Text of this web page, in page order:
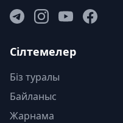
Сілтемелер
Біз туралы
Байланыс
Жарнама